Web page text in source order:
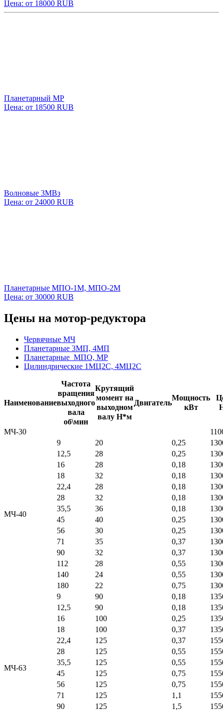
Цена: от 18000 RUB
Планетарный МР
Цена: от 18500 RUB
Волновые 3МВз
Цена: от 24000 RUB
Планетарные МПО-1М, МПО-2М
Цена: от 30000 RUB
Цены на мотор-редуктора
Червячные МЧ
Планетарные 3МП, 4МП
Планетарные МПО, МР
Цилиндрические 1МЦ2С, 4МЦ2С
Наименование
Частота
вращения
выходного
вала
об\мин
Крутящий
момент на
выходном
валу Н*м
Двигатель
Мощность
кВт
МЧ-30
МЧ-40
9 20 0,25
12,5
28 0,25
16
28 0,18
18
32 0,18
22,4
28 0,18
28
32 0,18
35,5
36 0,18
45
40 0,25
56
30 0,25
71
35 0,37
90
32 0,37
112
28 0,55
140
24 0,55
180
22 0,75
МЧ-63
9 90 0,18
12,5
90 0,18
16
100 0,25
18
100 0,37
22,4
125 0,37
28
125 0,55
35,5
125 0,55
45
125 0,75
56
125 0,75
71
125 1,1
90
125 1,5